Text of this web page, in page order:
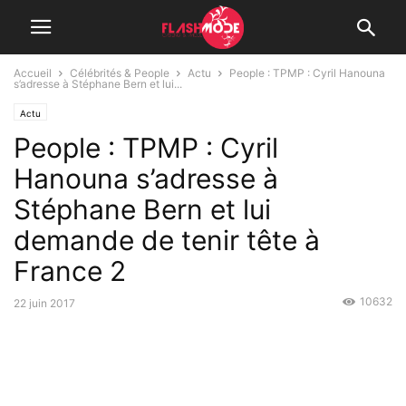
Accueil Célébrités & People Actu
People : TPMP : Cyril Hanouna
s’adresse à Stéphane Bern et lui...
Actu
People : TPMP : Cyril
Hanouna s’adresse à
Stéphane Bern et lui
demande de tenir tête à
France 2
22 juin 2017 10632